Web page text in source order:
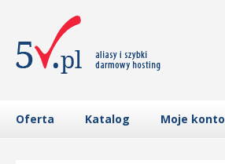
Oferta Katalog Moje konto